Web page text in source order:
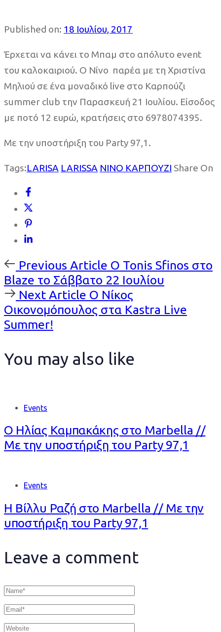
Published on: 18 Ιουλίου, 2017
Έρχεται να κάνει το Μπαμ στο απόλυτο event
του καλοκαιριού. Ο Νίνο παρέα με τη Χριστίνα
Μηλιού σε ένα μοναδικό live στο Καρπούζι
summer club την Παρασκευή 21 Ιουλίου. Είσοδος
με ποτό 12 ευρώ, κρατήσεις στο 6978074395.
Με την υποστήριξη του Party 97,1.
Tags:LARISA LARISSA ΝΙΝΟ ΚΑΡΠΟΥΖΙ Share On
Previous
Article
Previous Article Ο Tonis Sfinos στο
Blaze το Σάββατο 22 Ιουλίου
Next
Article
Next Article Ο Νίκος
Οικονομόπουλος στα Kastra Live
Summer!
You may also like
Events
Ο Ηλίας Καμπακάκης στο Marbella //
Με την υποστήριξη του Party 97,1
Events
Η Βίλλυ Ραζή στο Marbella // Με την
υποστήριξη του Party 97,1
Leave a comment